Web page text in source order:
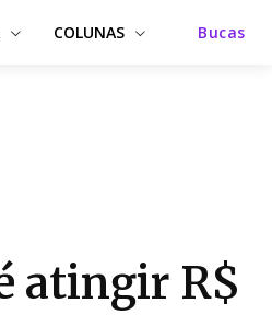
COLUNAS Bucas
atingir R$